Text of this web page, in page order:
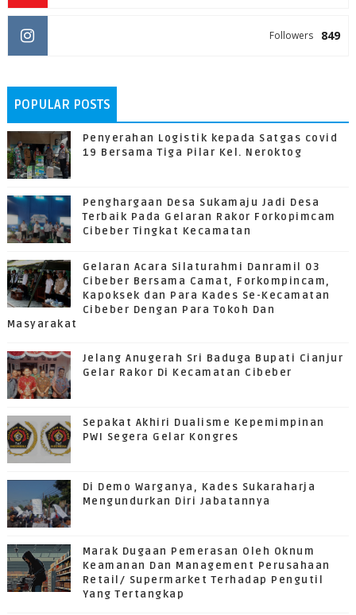
849
Followers
POPULAR POSTS
Penyerahan Logistik kepada Satgas covid
19 Bersama Tiga Pilar Kel. Neroktog
Penghargaan Desa Sukamaju Jadi Desa
Terbaik Pada Gelaran Rakor Forkopimcam
Cibeber Tingkat Kecamatan
Gelaran Acara Silaturahmi Danramil 03
Cibeber Bersama Camat, Forkompincam,
Kapoksek dan Para Kades Se-Kecamatan
Cibeber Dengan Para Tokoh Dan
Masyarakat
Jelang Anugerah Sri Baduga Bupati Cianjur
Gelar Rakor Di Kecamatan Cibeber
Sepakat Akhiri Dualisme Kepemimpinan
PWI Segera Gelar Kongres
Di Demo Warganya, Kades Sukaraharja
Mengundurkan Diri Jabatannya
Marak Dugaan Pemerasan Oleh Oknum
Keamanan Dan Management Perusahaan
Retail/ Supermarket Terhadap Pengutil
Yang Tertangkap